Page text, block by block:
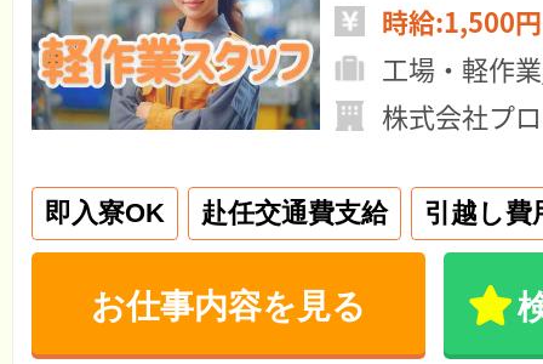
時給:1,500
工場・軽作
株式会社プ
即入寮OK 赴任交通費支給 引越し費
お仕事内容を見る